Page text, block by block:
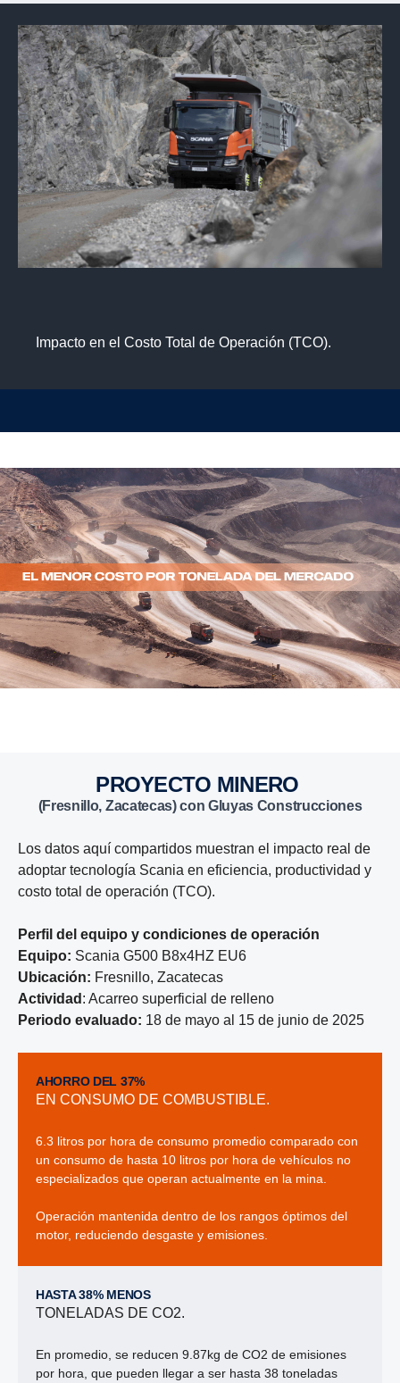
Impacto en el Costo Total de Operación (TCO).
PROYECTO MINERO
(Fresnillo, Zacatecas) con Gluyas Construcciones
Los datos aquí compartidos muestran el impacto real de
adoptar tecnología Scania en eficiencia, productividad y
costo total de operación (TCO).
Perfil del equipo y condiciones de operación
Equipo: Scania G500 B8x4HZ EU6
Ubicación: Fresnillo, Zacatecas
Actividad : Acarreo superficial de relleno
Periodo evaluado: 18 de mayo al 15 de junio de 2025
AHORRO DEL 37%
EN CONSUMO DE COMBUSTIBLE.
6.3 litros por hora de consumo promedio comparado con
un consumo de hasta 10 litros por hora de vehículos no
especializados que operan actualmente en la mina.
Operación mantenida dentro de los rangos óptimos del
motor, reduciendo desgaste y emisiones.
HASTA 38% MENOS
TONELADAS DE CO2.
En promedio, se reducen 9.87kg de CO2 de emisiones
por hora, que pueden llegar a ser hasta 38 toneladas